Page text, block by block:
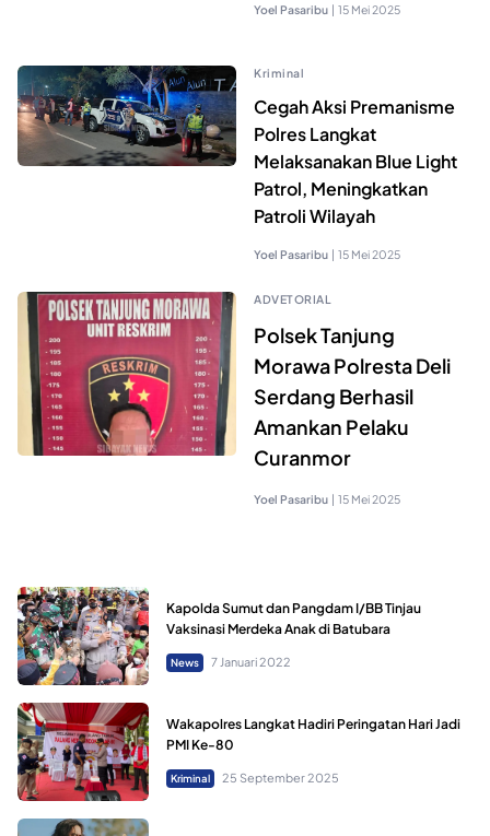
Yoel Pasaribu | 15 Mei 2025
Kriminal
Cegah Aksi Premanisme
Polres Langkat
Melaksanakan Blue Light
Patrol, Meningkatkan
Patroli Wilayah
Yoel Pasaribu | 15 Mei 2025
ADVETORIAL
Polsek Tanjung
Morawa Polresta Deli
Serdang Berhasil
Amankan Pelaku
Curanmor
Yoel Pasaribu | 15 Mei 2025
Kapolda Sumut dan Pangdam I/BB Tinjau
Vaksinasi Merdeka Anak di Batubara
News 7 Januari 2022
Wakapolres Langkat Hadiri Peringatan Hari Jadi
PMI Ke-80
Kriminal 25 September 2025